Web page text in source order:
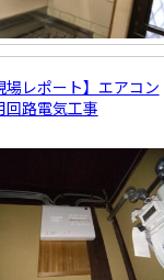
場レポート】エアコン
回路電気工事